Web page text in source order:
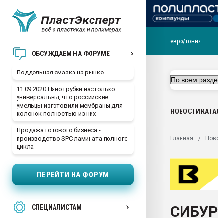
ОБСУЖДАЕМ НА ФОРУМЕ
Поддельная смазка на рынке
11.09.2020 Нанотрубки настолько
универсальны, что российские
умельцы изготовили мембраны для
колонок полностью из них
Продажа готового бизнеса -
производство SPC ламината полного
цикла
ПЕРЕЙТИ НА ФОРУМ
СПЕЦИАЛИСТАМ
ближайшее
Подмосковье, Москва
первый план в
28.07.2026
Всё, что касается
Материал поверхности
Продам отходы
евро/тонна
НОВОСТИ
Главная